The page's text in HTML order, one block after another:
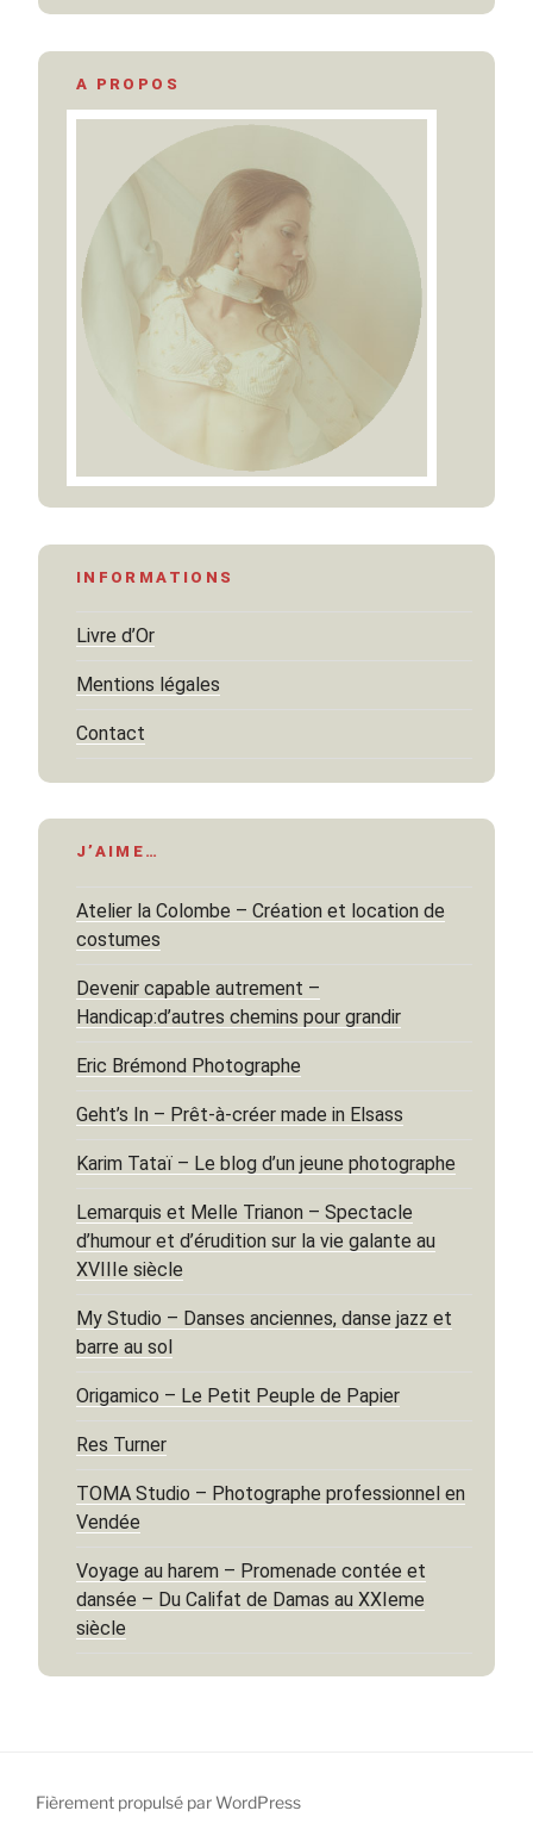
A PROPOS
INFORMATIONS
Livre d’Or
Mentions légales
Contact
J’AIME…
Atelier la Colombe – Création et location de
costumes
Devenir capable autrement –
Handicap:d’autres chemins pour grandir
Eric Brémond Photographe
Geht’s In – Prêt-à-créer made in Elsass
Karim Tataï – Le blog d’un jeune photographe
Lemarquis et Melle Trianon – Spectacle
d’humour et d’érudition sur la vie galante au
XVIIIe siècle
My Studio – Danses anciennes, danse jazz et
barre au sol
Origamico – Le Petit Peuple de Papier
Res Turner
TOMA Studio – Photographe professionnel en
Vendée
Voyage au harem – Promenade contée et
dansée – Du Califat de Damas au XXIeme
siècle
Fièrement propulsé par WordPress